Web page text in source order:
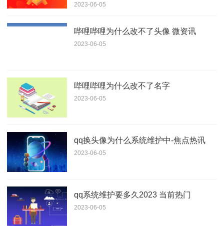
2023-06-05
哔哩哔哩为什么改不了头像 微资讯
2023-06-05
哔哩哔哩为什么改不了名字
2023-06-05
qq换头像为什么系统维护中-焦点热讯
2023-06-05
qq系统维护要多久2023 当前热门
2023-06-05